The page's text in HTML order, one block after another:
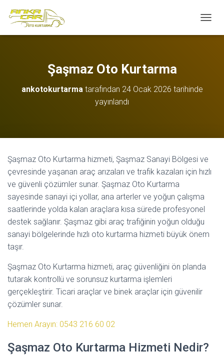
E
A
Şaşmaz Oto Kurtarma
ankotokurtarmatarafından 24 Ocak 2026 tarihinde
yayınlandı
Şaşmaz Oto Kurtarma hizmeti, Şaşmaz Sanayi Bölgesi ve
çevresinde yaşanan araç arızaları ve trafik kazaları için hızlı
ve güvenli çözümler sunar. Şaşmaz Oto Kurtarma
sayesinde sanayi içi yollar, ana arterler ve yoğun çalışma
saatlerinde yolda kalan araçlara kısa sürede profesyonel
destek sağlanır. Şaşmaz gibi araç trafiğinin yoğun olduğu
sanayi bölgelerinde hızlı oto kurtarma hizmeti büyük önem
taşır.
Şaşmaz Oto Kurtarma hizmeti, araç güvenliğini ön planda
tutarak kontrollü ve sorunsuz kurtarma işlemleri
gerçekleştirir. Ticari araçlar ve binek araçlar için güvenilir
çözümler sunar.
Hemen Arayın: 0543 216 60 02
Şaşmaz Oto Kurtarma Hizmeti Nedir?